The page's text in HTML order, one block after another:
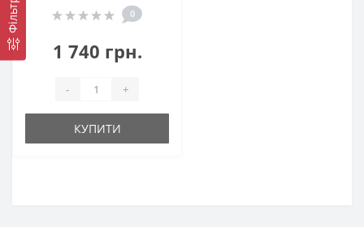
Фільтр 0
1 740 грн.
- +
КУПИТИ